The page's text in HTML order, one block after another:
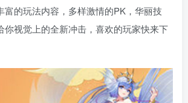
富的玩法内容，多样激情的PK，华丽技
你视觉上的全新冲击，喜欢的玩家快来下